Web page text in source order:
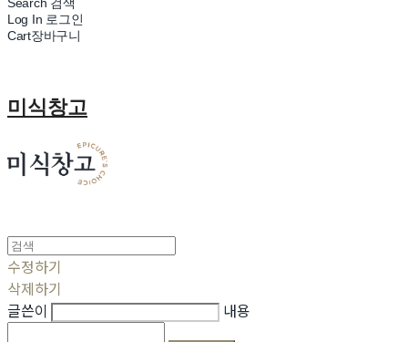
Log In 로그인
Cart장바구니
미식창고
수정하기
삭제하기
글쓴이
내용